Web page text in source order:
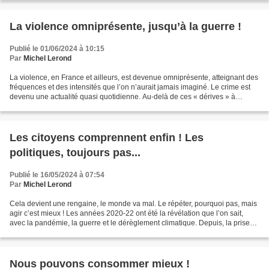
La violence omniprésente, jusqu’à la guerre !
Publié le 01/06/2024 à 10:15
Par Michel Lerond
La violence, en France et ailleurs, est devenue omniprésente, atteignant des
fréquences et des intensités que l’on n’aurait jamais imaginé. Le crime est
devenu une actualité quasi quotidienne. Au-delà de ces « dérives » à
Les citoyens comprennent enfin ! Les
politiques, toujours pas...
Publié le 16/05/2024 à 07:54
Par Michel Lerond
Cela devient une rengaine, le monde va mal. Le répéter, pourquoi pas, mais
agir c’est mieux ! Les années 2020-22 ont été la révélation que l’on sait,
avec la pandémie, la guerre et le dérèglement climatique. Depuis, la prise
Nous pouvons consommer mieux !